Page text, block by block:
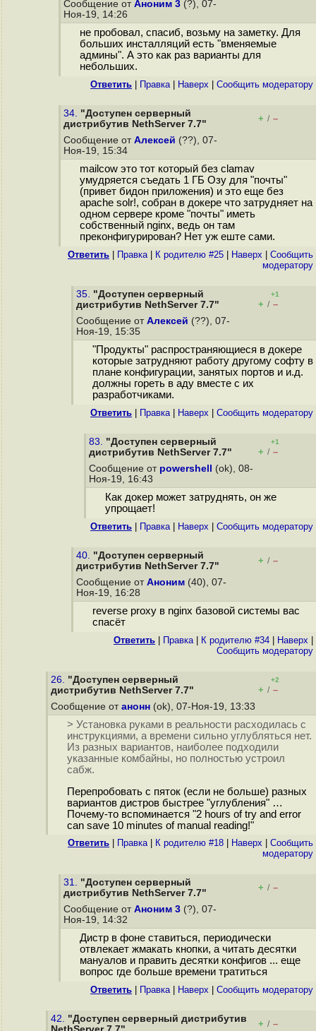
Сообщение от Аноним 3 (?), 07-
Ноя-19, 14:26
не пробовал, спасиб, возьму на заметку. Для
больших инсталляций есть "вменяемые
админы". А это как раз варианты для
небольших.
Ответить Правка| Наверх Cообщить модератору
34. "Доступен серверный
дистрибутив NethServer 7.7"
+ / –
Сообщение от Алексей (??), 07-
Ноя-19, 15:34
mailcow это тот который без clamav
умудряется съедать 1 ГБ Озу для "почты"
(привет бидон приложения) и это еще без
apache solr!, собран в докере что затрудняет на
одном сервере кроме "почты" иметь
собственный nginx, ведь он там
преконфигурирован? Нет уж еште сами.
Ответить Правка| К родителю #25 Наверх
Cообщить
модератору
35. "Доступен серверный
дистрибутив NethServer 7.7"
+1
+ / –
Сообщение от Алексей (??), 07-
Ноя-19, 15:35
"Продукты" распространяющиеся в докере
которые затрудняют работу другому софту в
плане конфигурации, занятых портов и и.д.
должны гореть в аду вместе с их
разработчиками.
Ответить Правка| Наверх Cообщить модератору
83. "Доступен серверный
дистрибутив NethServer 7.7"
+1
+ / –
Сообщение от powershell
(ok), 08-
Ноя-19, 16:43
Как докер может затруднять, он же
упрощает!
Ответить Правка| Наверх Cообщить модератору
40. "Доступен серверный
дистрибутив NethServer 7.7"
+ / –
Сообщение от Аноним (40), 07-
Ноя-19, 16:28
reverse proxy в nginx базовой системы вас
спасёт
Ответить Правка| К родителю #34 Наверх
Cообщить модератору
26. "Доступен серверный
дистрибутив NethServer 7.7"
+2
+ / –
Сообщение от анонн (ok), 07-Ноя-19, 13:33
> Установка руками в реальности расходилась с
инструкциями, а времени сильно углубляться нет.
Из разных вариантов, наиболее подходили
указанные комбайны, но полностью устроил
сабж.
Перепробовать с пяток (если не больше) разных
вариантов дистров быстрее "углубления" …
Почему-то вспоминается "2 hours of try and error
can save 10 minutes of manual reading!"
Ответить Правка| К родителю #18 Наверх
Cообщить
модератору
31. "Доступен серверный
дистрибутив NethServer 7.7"
+ / –
Сообщение от Аноним 3 (?), 07-
Ноя-19, 14:32
Дистр в фоне ставиться, периодически
отвлекает жмакать кнопки, а читать десятки
мануалов и править десятки конфигов ... еще
вопрос где больше времени тратиться
Ответить Правка| Наверх Cообщить модератору
42. "Доступен серверный дистрибутив
+ / –